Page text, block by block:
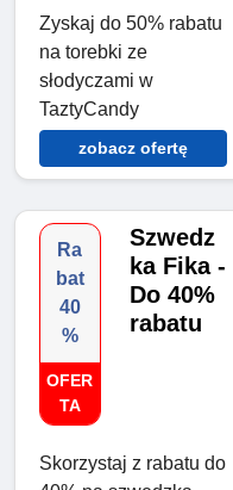
Zyskaj do 50% rabatu
na torebki ze
słodyczami w
TaztyCandy
zobacz ofertę
Ra
bat
40
%
OFER
TA
Szwedz
ka Fika -
Do 40%
rabatu
Skorzystaj z rabatu do